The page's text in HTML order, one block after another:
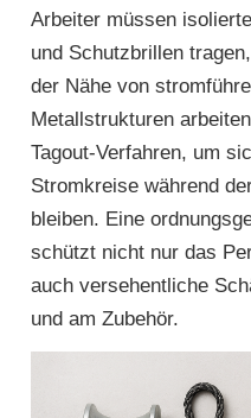
Arbeiter müssen
und Schutzbrillen
der Nähe von
Metallstrukturen
Tagout-Verfahren, um
Stromkreise während
bleiben. Eine
schützt nicht nur das
auch versehentliche
und am Zubehör.